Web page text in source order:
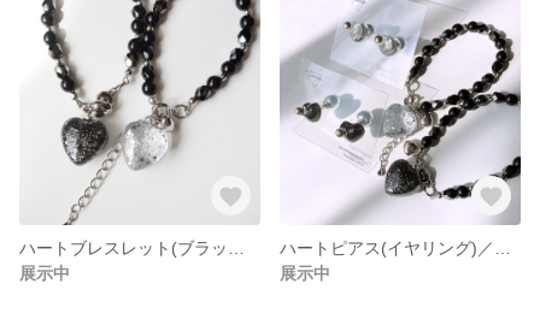
展示中
展示中